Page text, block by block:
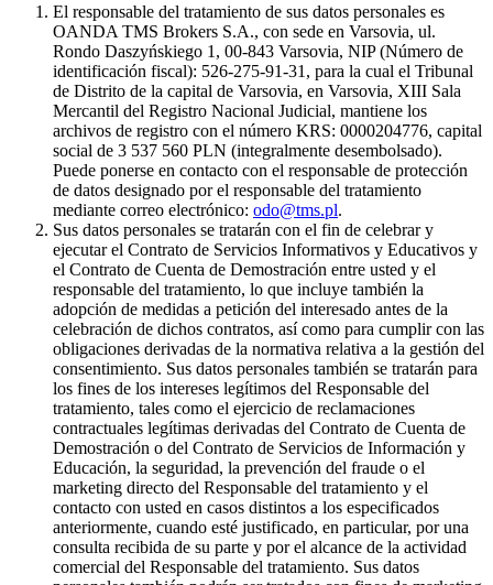
El responsable del tratamiento de sus datos personales es
OANDA TMS Brokers S.A., con sede en Varsovia, ul.
Rondo Daszyńskiego 1, 00-843 Varsovia, NIP (Número de
identificación fiscal): 526-275-91-31, para la cual el Tribunal
de Distrito de la capital de Varsovia, en Varsovia, XIII Sala
Mercantil del Registro Nacional Judicial, mantiene los
archivos de registro con el número KRS: 0000204776, capital
social de 3 537 560 PLN (integralmente desembolsado).
Puede ponerse en contacto con el responsable de protección
de datos designado por el responsable del tratamiento
mediante correo electrónico: odo@tms.pl.
Sus datos personales se tratarán con el fin de celebrar y
ejecutar el Contrato de Servicios Informativos y Educativos y
el Contrato de Cuenta de Demostración entre usted y el
responsable del tratamiento, lo que incluye también la
adopción de medidas a petición del interesado antes de la
celebración de dichos contratos, así como para cumplir con las
obligaciones derivadas de la normativa relativa a la gestión del
consentimiento. Sus datos personales también se tratarán para
los fines de los intereses legítimos del Responsable del
tratamiento, tales como el ejercicio de reclamaciones
contractuales legítimas derivadas del Contrato de Cuenta de
Demostración o del Contrato de Servicios de Información y
Educación, la seguridad, la prevención del fraude o el
marketing directo del Responsable del tratamiento y el
contacto con usted en casos distintos a los especificados
anteriormente, cuando esté justificado, en particular, por una
consulta recibida de su parte y por el alcance de la actividad
comercial del Responsable del tratamiento. Sus datos